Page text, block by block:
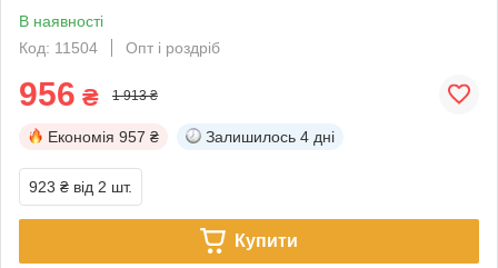
В наявності
Код: 11504
Опт і роздріб
956 ₴ 1 913 ₴
Економія 957 ₴ Залишилось 4 дні
923 ₴ від 2 шт.
Купити